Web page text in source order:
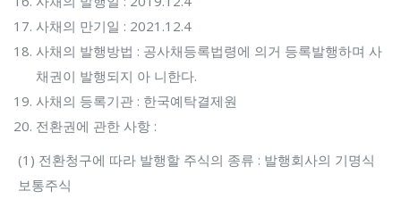
사채의 만기일 : 2021.12.4
사채의 발행방법 : 공사채등록법령에 의거 등록발행하며 사
채권이 발행되지 아 니한다.
사채의 등록기관 : 한국예탁결제원
전환권에 관한 사항 :
(1) 전환청구에 따라 발행할 주식의 종류 : 발행회사의 기명식
보통주식